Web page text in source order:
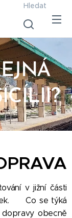
Hledat
v jižní části
😀Co se týká
dopravy obecně